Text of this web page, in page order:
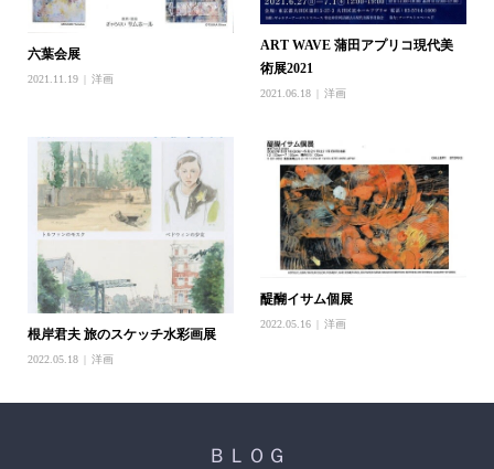
六葉会展
2021.11.19 洋画
ART WAVE 蒲田アプリコ現代美
術展2021
2021.06.18 洋画
根岸君夫 旅のスケッチ水彩画展
2022.05.18 洋画
醍醐イサム個展
2022.05.16 洋画
ＢＬＯＧ